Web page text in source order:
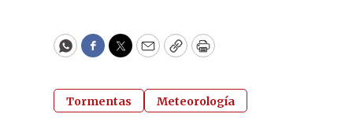
WhatsApp
Facebook
Twitter
EmailCopyPrint
Tormentas Meteorología